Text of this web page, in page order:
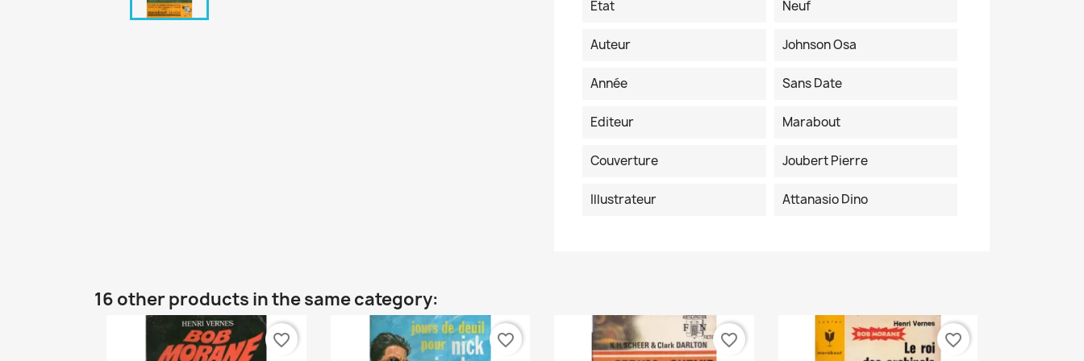
Etat Neuf
Auteur Johnson Osa
Année Sans Date
Editeur Marabout
Couverture Joubert Pierre
Illustrateur Attanasio Dino
16 other products in the same category:
favorite_border favorite_border favorite_border favorite_border